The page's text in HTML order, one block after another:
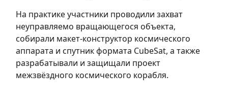
На практике участники проводили захват
неуправляемо вращающегося объекта,
собирали макет-конструктор космического
аппарата и спутник формата CubeSat, а также
разрабатывали и защищали проект
межзвёздного космического корабля.